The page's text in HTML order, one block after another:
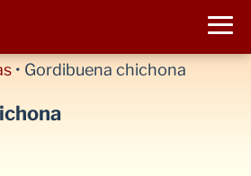
• Gordibuena chichona